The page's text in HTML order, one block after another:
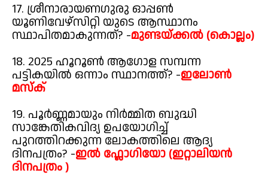
17. ശ്രീനാരായണഗുരു ഓപ്പൺ
യൂണിവേഴ്സിറ്റി യുടെ ആസ്ഥാനം
സ്ഥാപിതമാകുന്നത്? -മുണ്ടയ്ക്കൽ (കൊല്ലം)
18. 2025 ഹൂറൂൺ ആഗോള സമ്പന്ന
പട്ടികയിൽ ഒന്നാം സ്ഥാനത്ത്? -ഇലോൺ
മസ്ക്
19. പൂർണ്ണമായും നിർമ്മിത ബുദ്ധി
സാങ്കേതികവിദ്യ ഉപയോഗിച്ച്
പുറത്തിറക്കുന്ന ലോകത്തിലെ ആദ്യ
ദിനപത്രം? -ഇൽ ഫ്ലോഗിയോ (ഇറ്റാലിയൻ
ദിനപത്രം )